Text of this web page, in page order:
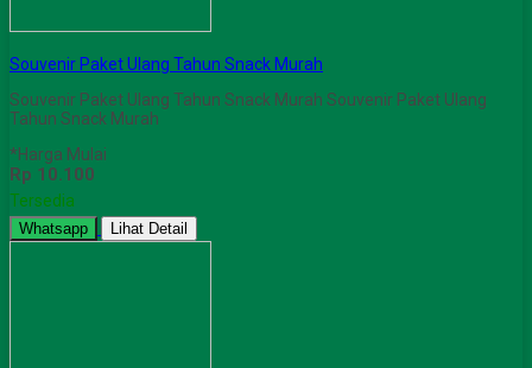
Souvenir Paket Ulang Tahun Snack Murah
Souvenir Paket Ulang Tahun Snack Murah Souvenir Paket Ulang
Tahun Snack Murah
*Harga Mulai
Rp 10.100
Tersedia
Whatsapp Lihat Detail